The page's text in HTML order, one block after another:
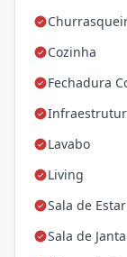
Cozinha
Fechadura
Lavabo
Living
Sala de Estar
Sala de